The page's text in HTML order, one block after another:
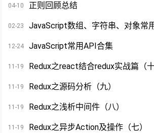
04-10 正则回顾总结
02-23 JavaScript数组、字符串、对象常
12-24 JavaScript常用API合集
11-19 Redux之react结合redux实战篇（十
11-19 Redux之源码分析（九）
11-19 Redux之浅析中间件（八）
11-19 Redux之异步Action及操作（七）